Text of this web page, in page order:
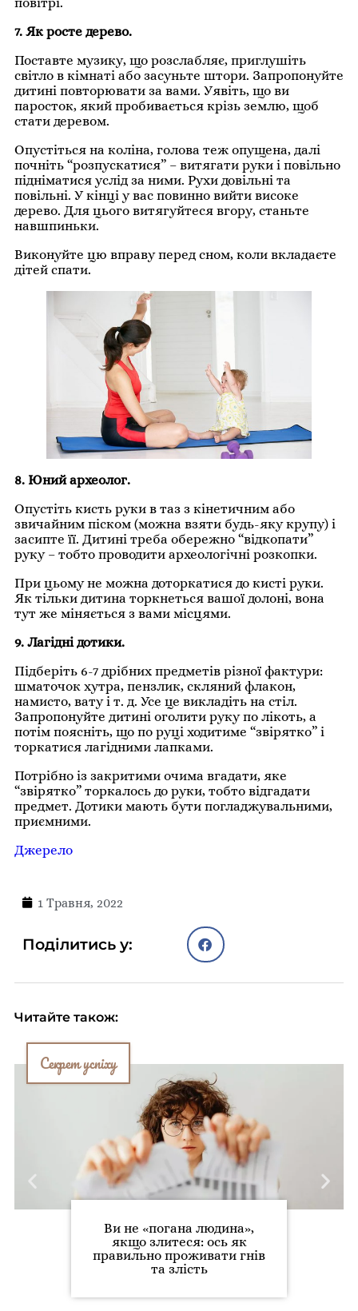
7. Як росте дерево.
Поставте музику, що розслабляє, приглушіть
світло в кімнаті або засуньте штори. Запропонуйте
дитині повторювати за вами. Уявіть, що ви
паросток, який пробивається крізь землю, щоб
стати деревом.
Опустіться на коліна, голова теж опущена, далі
почніть “розпускатися” – витягати руки і повільно
підніматися услід за ними. Рухи довільні та
повільні. У кінці у вас повинно вийти високе
дерево. Для цього витягуйтеся вгору, станьте
навшпиньки.
Виконуйте цю вправу перед сном, коли вкладаєте
дітей спати.
8. Юний археолог.
Опустіть кисть руки в таз з кінетичним або
звичайним піском (можна взяти будь-яку крупу) і
засипте її. Дитині треба обережно “відкопати”
руку – тобто проводити археологічні розкопки.
При цьому не можна доторкатися до кисті руки.
Як тільки дитина торкнеться вашої долоні, вона
тут же міняється з вами місцями.
9. Лагідні дотики.
Підберіть 6-7 дрібних предметів різної фактури:
шматочок хутра, пензлик, скляний флакон,
намисто, вату і т. д. Усе це викладіть на стіл.
Запропонуйте дитині оголити руку по лікоть, а
потім поясніть, що по руці ходитиме “звірятко” і
торкатися лагідними лапками.
Потрібно із закритими очима вгадати, яке
“звірятко” торкалось до руки, тобто відгадати
предмет. Дотики мають бути погладжувальними,
приємними.
Джерело
1 Травня, 2022
Поділитись у:
Читайте також:
Секрет успіху
Ви не «погана людина»,
якщо злитеся: ось як
правильно проживати гнів
та злість